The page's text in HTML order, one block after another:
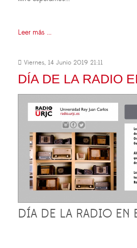
Leer más ...
Viernes, 14 Junio 2019 21:11
DÍA DE LA RADIO
DÍA DE LA RADIO EN